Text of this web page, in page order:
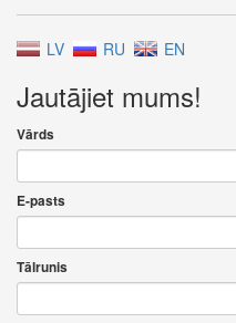
LV RU EN
Jautājiet mums!
Vārds
E-pasts
Tālrunis